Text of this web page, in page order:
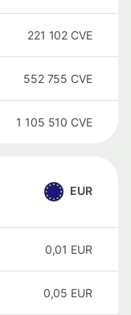
221 102 CVE
552 755 CVE
1 105 510 CVE
EUR
0,01 EUR
0,05 EUR